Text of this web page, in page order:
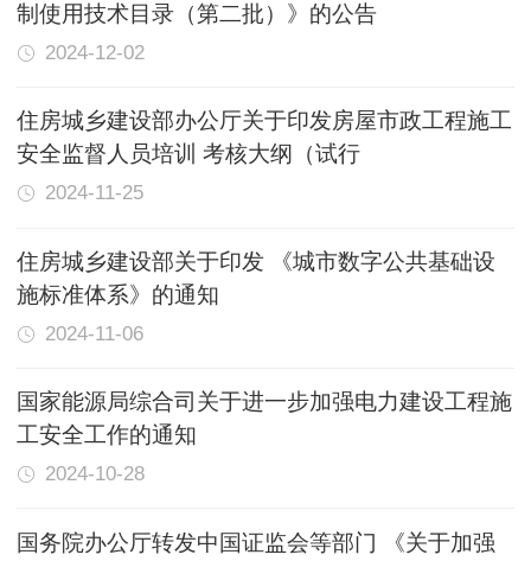
制使用技术目录（第二批）》的公告
2024-12-02
住房城乡建设部办公厅关于印发房屋市政工程施工
安全监督人员培训 考核大纲（试行
2024-11-25
住房城乡建设部关于印发 《城市数字公共基础设
施标准体系》的通知
2024-11-06
国家能源局综合司关于进一步加强电力建设工程施
工安全工作的通知
2024-10-28
国务院办公厅转发中国证监会等部门 《关于加强